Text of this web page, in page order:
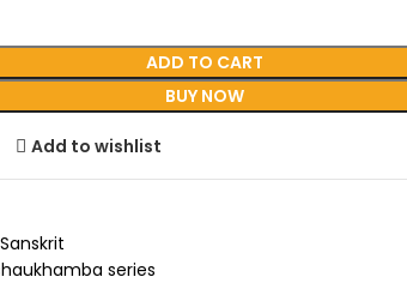
ADD TO CART
BUY NOW
Add to wishlist
Sanskrit
series